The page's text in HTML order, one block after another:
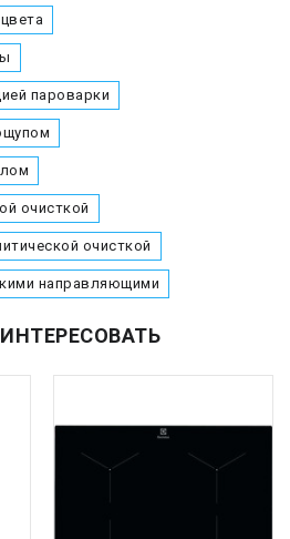
пароварки
очисткой
очисткой
направляющими